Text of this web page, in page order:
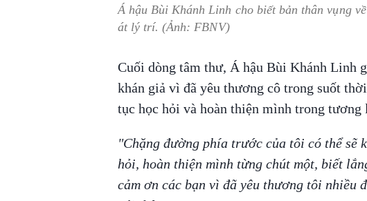
Á hậu Bùi Khánh Linh cho biết bản thân vụng
át lý trí. (Ảnh: FBNV)
Cuối dòng tâm thư, Á hậu Bùi Khánh Linh
khán giả vì đã yêu thương cô trong suốt
tục học hỏi và hoàn thiện mình trong tương
"Chặng đường phía trước của tôi có thể sẽ
hỏi, hoàn thiện mình từng chút một, biết
cảm ơn các bạn vì đã yêu thương tôi nhiều